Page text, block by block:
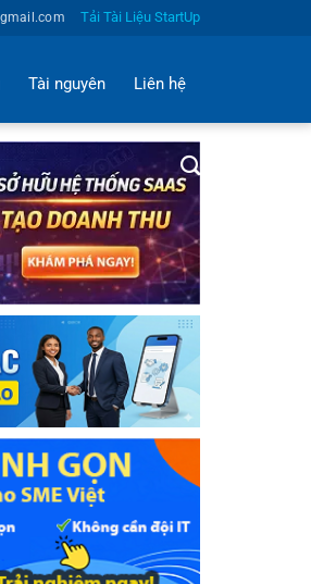
Tải Tài Liệu StartUp
Tài nguyên Liên hệ